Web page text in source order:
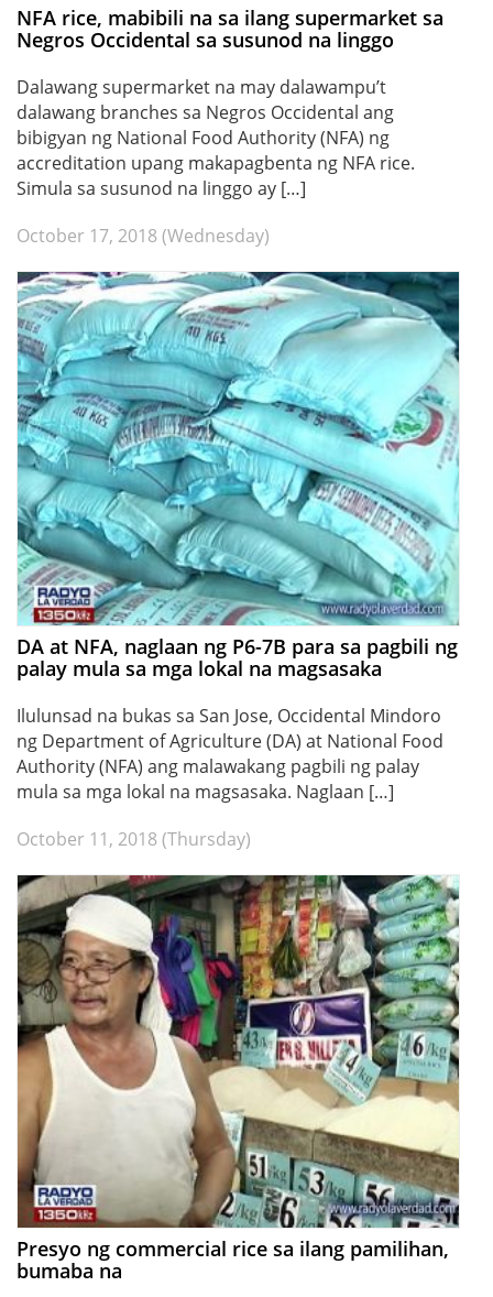
NFA rice, mabibili na sa ilang supermarket sa
Negros Occidental sa susunod na linggo
Dalawang supermarket na may dalawampu’t
dalawang branches sa Negros Occidental ang
bibigyan ng National Food Authority (NFA) ng
accreditation upang makapagbenta ng NFA rice.
Simula sa susunod na linggo ay […]
October 17, 2018 (Wednesday)
DA at NFA, naglaan ng P6-7B para sa pagbili ng
palay mula sa mga lokal na magsasaka
Ilulunsad na bukas sa San Jose, Occidental Mindoro
ng Department of Agriculture (DA) at National Food
Authority (NFA) ang malawakang pagbili ng palay
mula sa mga lokal na magsasaka. Naglaan […]
October 11, 2018 (Thursday)
Presyo ng commercial rice sa ilang pamilihan,
bumaba na